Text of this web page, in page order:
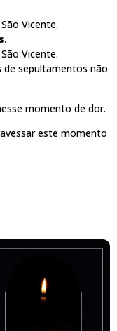
Vicente.
Vicente.
sepultamentos não
momento de dor.
este momento